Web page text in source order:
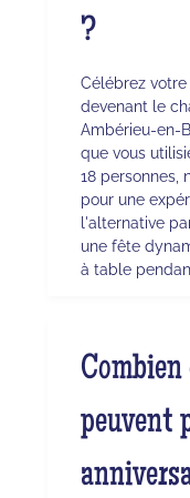
?
Célébrez
devenant le
Ambérieu-en-
que vous
18 personnes,
pour une
l'alternative
une fête
à table
Combien
peuvent